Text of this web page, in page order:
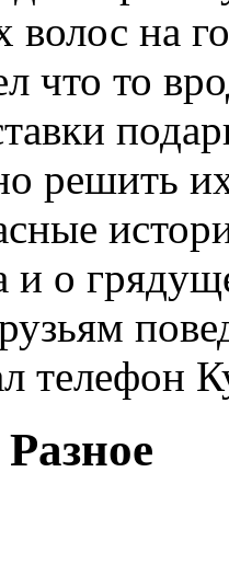
волос на
что то
решить
и о
телефон